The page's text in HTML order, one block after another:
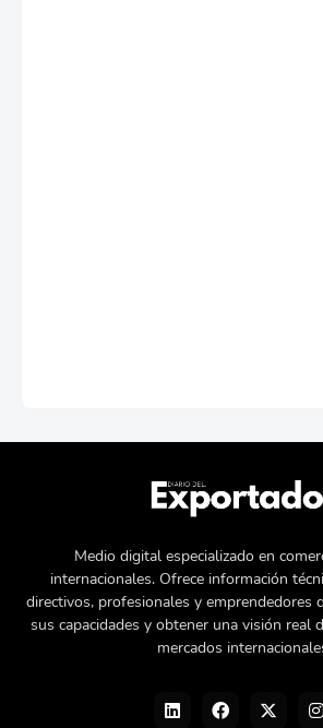
Medio digital especializado en
internacionales. Ofrece información
directivos, profesionales y emprendedores
sus capacidades y obtener una visión real
mercados